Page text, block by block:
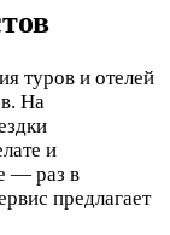
туров и отелей
На
и
— раз в
предлагает